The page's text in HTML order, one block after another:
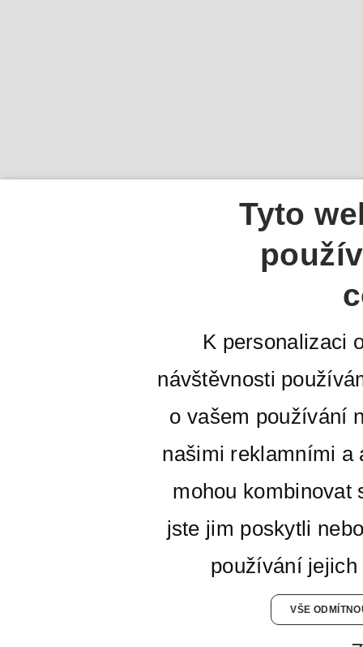
Tyto
K personalizaci
návštěvnosti
o vašem používání
našimi reklamními a
mohou kombinovat
jste jim poskytli
používání
VŠE